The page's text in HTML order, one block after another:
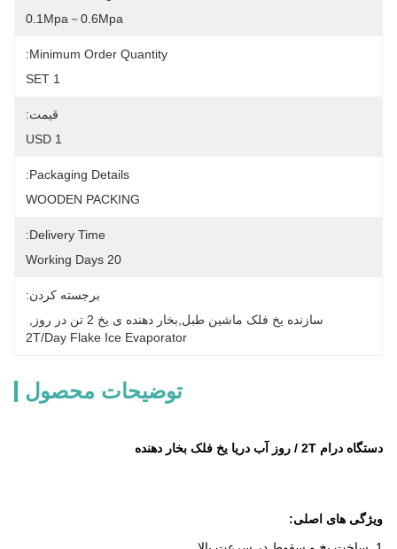
0.1Mpa－0.6Mpa
Minimum Order Quantity:
1 SET
قیمت:
1 USD
Packaging Details:
WOODEN PACKING
Delivery Time:
20 Working Days
برجسته کردن:
سازنده یخ فلک ماشین طبل,بخار دهنده ی یخ 2 تن در روز
2T/day Flake Ice Evaporator
توضیحات محصول
دستگاه درام 2T / روز آب دریا یخ فلک بخار دهنده
ویژگی های اصلی: